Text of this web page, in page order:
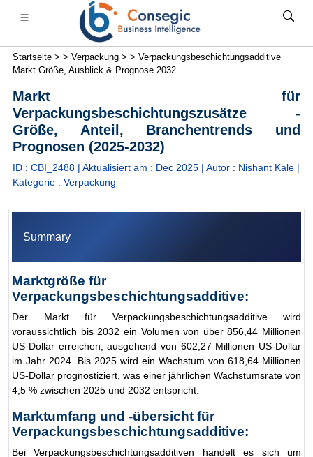
Finanzdienstleistungen und Versicherungen
• Konsumgüter • Energie und Strom
Startseite > > Verpackung > > Verpackungsbeschichtungsadditive
Markt Größe, Ausblick & Prognose 2032
Markt für
Verpackungsbeschichtungszusätze -
Größe, Anteil, Branchentrends und
Prognosen (2025-2032)
ID : CBI_2488 | Aktualisiert am : Dec 2025| Autor : Nishant Kale|
Kategorie : Verpackung
Summary
Marktgröße für
Verpackungsbeschichtungsadditive:
Der Markt für Verpackungsbeschichtungsadditive wird
voraussichtlich bis 2032 ein Volumen von über 856,44 Millionen
US-Dollar erreichen, ausgehend von 602,27 Millionen US-Dollar
im Jahr 2024. Bis 2025 wird ein Wachstum von 618,64 Millionen
US-Dollar prognostiziert, was einer jährlichen Wachstumsrate von
4,5 % zwischen 2025 und 2032 entspricht.
Marktumfang und -übersicht für
Verpackungsbeschichtungsadditive:
Bei Verpackungsbeschichtungsadditiven handelt es sich um